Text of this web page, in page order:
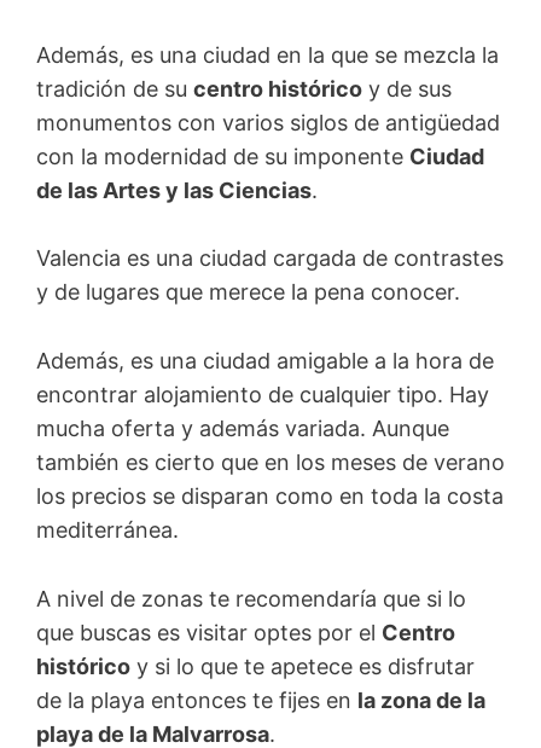
Además, es una ciudad en la que se mezcla la
tradición de su centro histórico y de sus
monumentos con varios siglos de antigüedad
con la modernidad de su imponente Ciudad
de las Artes y las Ciencias.
Valencia es una ciudad cargada de contrastes
y de lugares que merece la pena conocer.
Además, es una ciudad amigable a la hora de
encontrar alojamiento de cualquier tipo. Hay
mucha oferta y además variada. Aunque
también es cierto que en los meses de verano
los precios se disparan como en toda la costa
mediterránea.
A nivel de zonas te recomendaría que si lo
que buscas es visitar optes por el Centro
histórico y si lo que te apetece es disfrutar
de la playa entonces te fijes en la zona de la
playa de la Malvarrosa.